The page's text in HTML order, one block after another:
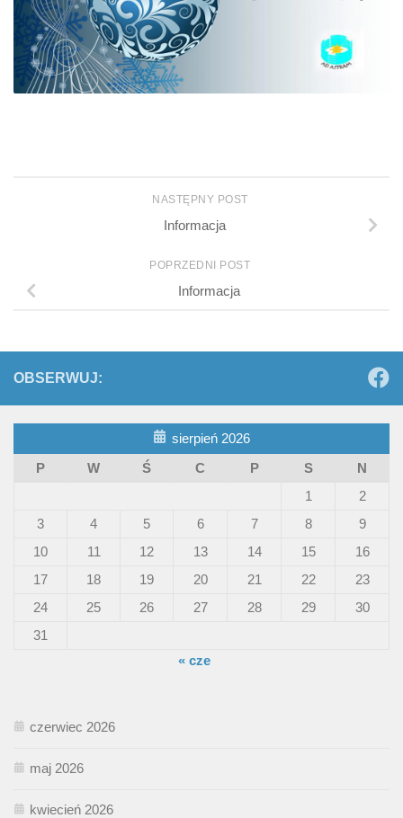
NASTĘPNY POST
Informacja
POPRZEDNI POST
Informacja
OBSERWUJ:
sierpień 2026
P
W Ś C P S
N
1
2
3
4 5 6 7 8
9
10
11 12 13 14 15
16
17
18 19 20 21 22
23
24
25 26 27 28 29
30
31
« cze
czerwiec 2026
maj 2026
kwiecień 2026